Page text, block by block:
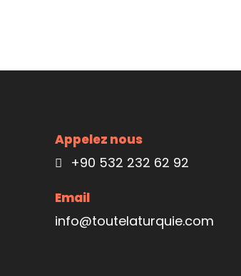
Appelez nous
+90 532 232 62 92
Email
info@toutelaturquie.com